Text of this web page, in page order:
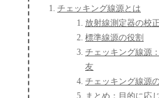
チェッキング線源とは
放射線測定器の校
標準線源の役割
チェッキング線源
友
チェッキング線源
まとめ：目的に応